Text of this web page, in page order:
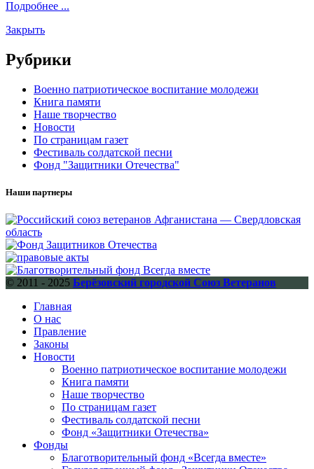
Подробнее ...
Закрыть
Рубрики
Военно патриотическое воспитание молодежи
Книга памяти
Наше творчество
Новости
По страницам газет
Фестиваль солдатской песни
Фонд "Защитники Отечества"
Наши партнеры
© 2011 - 2025 Берёзовский городской Союз Ветеранов
Главная
О нас
Правление
Законы
Новости
Военно патриотическое воспитание молодежи
Книга памяти
Наше творчество
По страницам газет
Фестиваль солдатской песни
Фонд «Защитники Отечества»
Фонды
Благотворительный фонд «Всегда вместе»